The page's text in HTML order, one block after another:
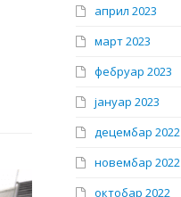
април 2023
март 2023
фебруар 2023
јануар 2023
децембар 2022
новембар 2022
октобар 2022